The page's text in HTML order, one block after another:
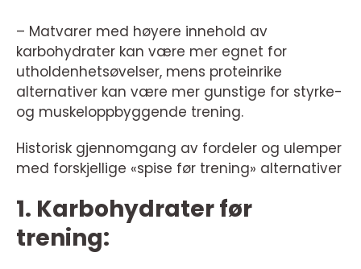
– Matvarer med høyere innehold av
karbohydrater kan være mer egnet for
utholdenhetsøvelser, mens proteinrike
alternativer kan være mer gunstige for styrke-
og muskeloppbyggende trening.
Historisk gjennomgang av fordeler og ulemper
med forskjellige «spise før trening» alternativer
1. Karbohydrater før
trening: